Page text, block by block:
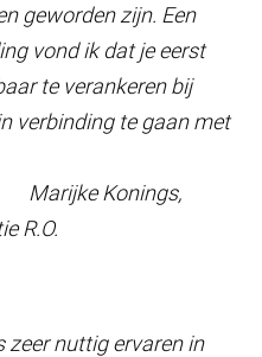
geworden zijn. Een
vond ik dat je eerst
te verankeren bij
verbinding te gaan met
R.O.
zeer nuttig ervaren in